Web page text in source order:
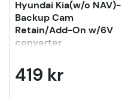
Hyundai Kia(w/o NAV)-
Backup Cam
Retain/Add-On w/6V
converter
419 kr